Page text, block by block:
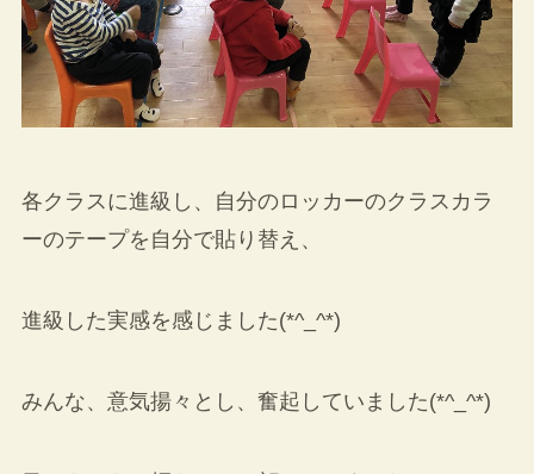
各クラスに進級し、自分のロッカーのクラスカラ
ーのテープを自分で貼り替え、
進級した実感を感じました(*^_^*)
みんな、意気揚々とし、奮起していました(*^_^*)